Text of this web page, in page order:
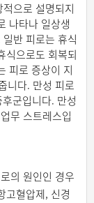
으로 설명되지
나타나 일상생
반 피로는 휴식
식으로도 회복되
피로 증상이 지
니다. 만성 피로
군입니다. 만성
무 스트레스입
의 원인인 경우
고혈압제, 신경